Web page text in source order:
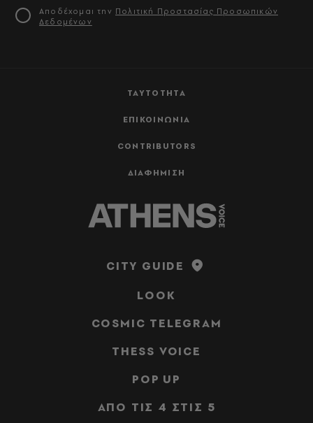
ΤΑΥΤΟΤΗΤΑ
ΕΠΙΚΟΙΝΩΝΙΑ
CONTRIBUTORS
ΔΙΑΦΗΜΙΣΗ
Αποδέχομαι την Πολιτική Προστασίας Προσωπικών
Δεδομένων
CITY GUIDE
LOOK
COSMIC TELEGRAM
THESS VOICE
POP UP
ΑΠΟ ΤΙΣ 4 ΣΤΙΣ 5